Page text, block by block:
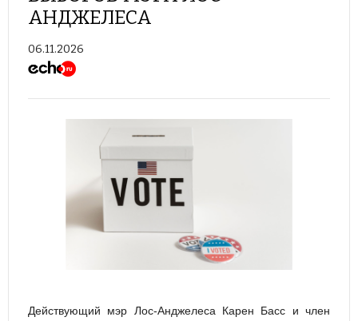
АНДЖЕЛЕСА
06.11.2026
Действующий мэр Лос-Анджелеса Карен Басс и член